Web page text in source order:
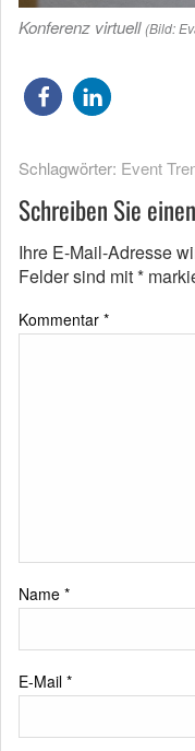
Konferenz virtuell (Bild:
Schlagwörter: Event
Schreiben Sie
Ihre E-Mail-Adresse
Felder sind mit*
Kommentar *
Name *
E-Mail *